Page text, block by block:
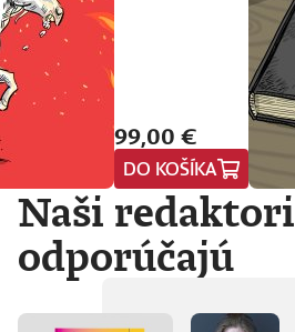
99,00 €
DO KOŠÍKA
Naši redaktori
odporúčajú